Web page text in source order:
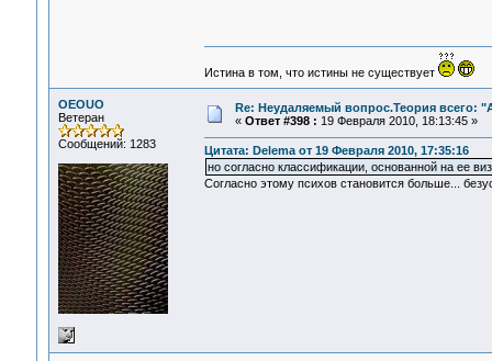
Истина в том, что истины не существует
OEOUO
Ветеран
Сообщений: 1283
Re: Неудаляемый вопрос.Теория всего:
« Ответ #398 : 19 Февраля 2010, 18:13:45 »
Цитата: Delema от 19 Февраля 2010, 17:35:16
но согласно классификации, основанной на ее
Согласно этому психов становится больше...